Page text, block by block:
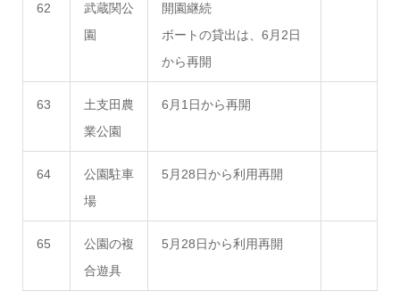
62
武蔵関公
園
開園継続
ボートの貸出は、6月2日
から再開
63
土支田農
業公園
6月1日から再開
64
公園駐車
場
5月28日から利用再開
65
公園の複
合遊具
5月28日から利用再開